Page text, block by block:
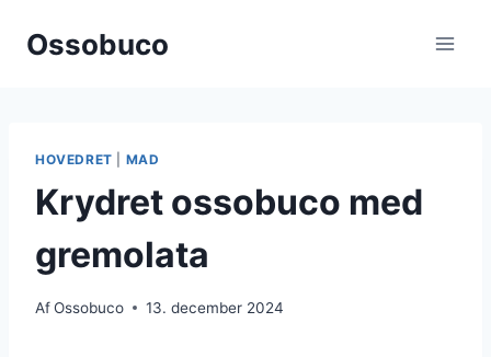
Ossobuco
HOVEDRET MAD
Krydret ossobuco med
gremolata
AfOssobuco 13. december 2024